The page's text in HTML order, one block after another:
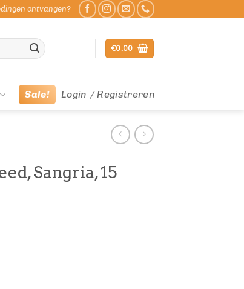
ontvangen?
€0,00
Sale! Login / Registreren
Sangria, 15